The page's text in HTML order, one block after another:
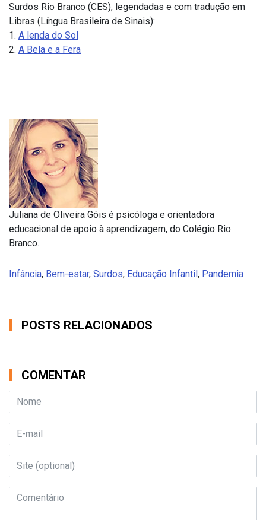
Surdos Rio Branco (CES), legendadas e com tradução em
Libras (Língua Brasileira de Sinais):
1. A lenda do Sol
2. A Bela e a Fera
Juliana de Oliveira Góis é psicóloga e orientadora
educacional de apoio à aprendizagem, do Colégio Rio
Branco.
Infância, Bem-estar, Surdos, Educação Infantil, Pandemia
POSTS RELACIONADOS
COMENTAR